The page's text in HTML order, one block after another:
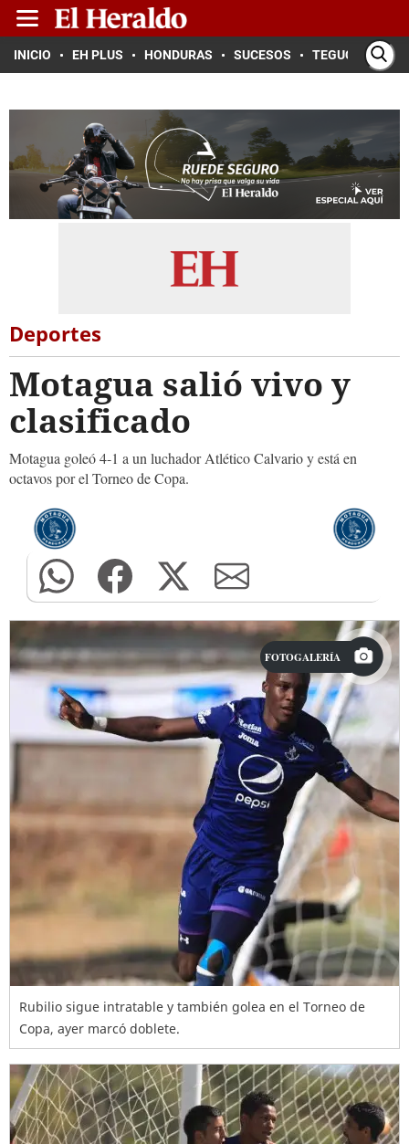
INICIO EH PLUS HONDURAS SUCESOS TEGUCIGALPA
Deportes
Motagua salió vivo y
clasificado
Motagua goleó 4-1 a un luchador Atlético Calvario y está en
octavos por el Torneo de Copa.
FOTOGALERÍA
Rubilio sigue intratable y también golea en el Torneo de
Copa, ayer marcó doblete.